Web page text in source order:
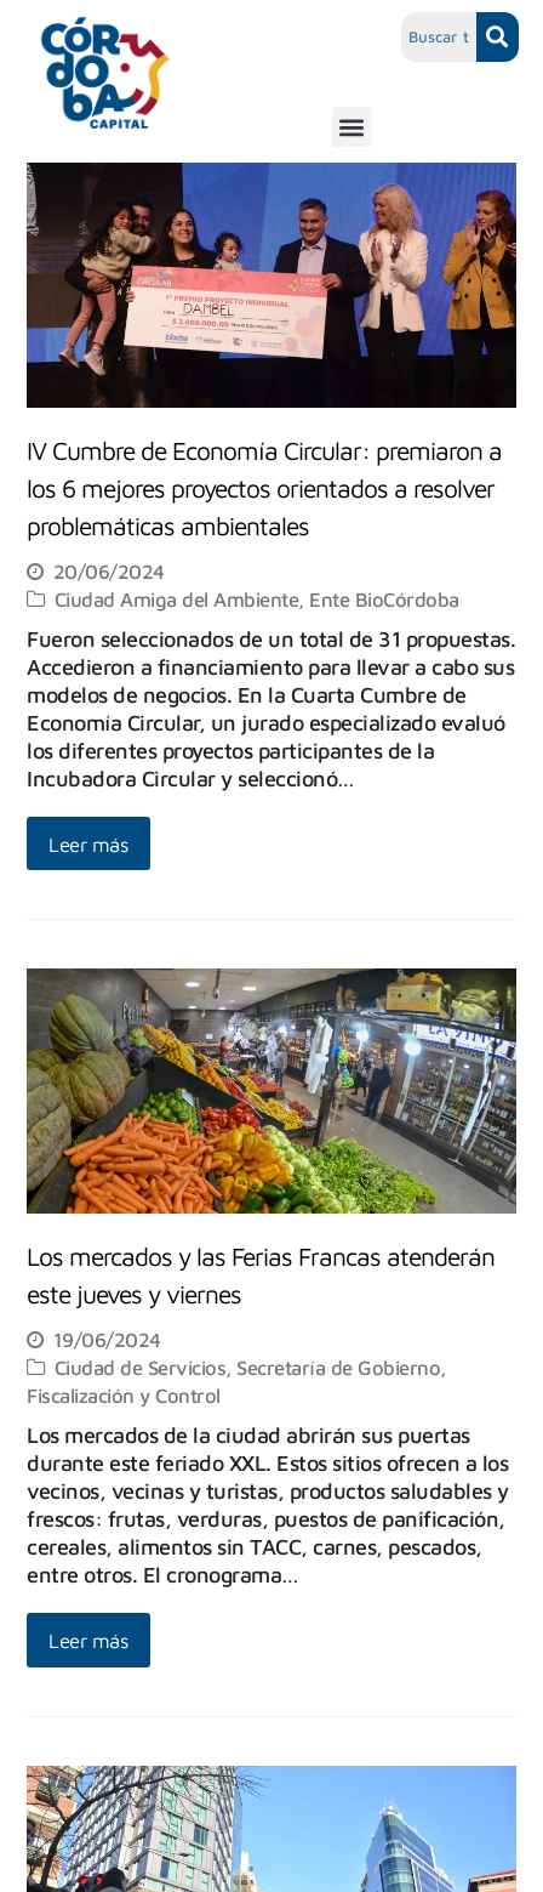
IV Cumbre de Economía Circular: premiaron a
los 6 mejores proyectos orientados a resolver
problemáticas ambientales
20/06/2024
Ciudad Amiga del Ambiente, Ente BioCórdoba
Fueron seleccionados de un total de 31 propuestas.
Accedieron a financiamiento para llevar a cabo sus
modelos de negocios. En la Cuarta Cumbre de
Economía Circular, un jurado especializado evaluó
los diferentes proyectos participantes de la
Incubadora Circular y seleccionó…
Leer más
Los mercados y las Ferias Francas atenderán
este jueves y viernes
19/06/2024
Ciudad de Servicios, Secretaría de Gobierno,
Fiscalización y Control
Los mercados de la ciudad abrirán sus puertas
durante este feriado XXL. Estos sitios ofrecen a los
vecinos, vecinas y turistas, productos saludables y
frescos: frutas, verduras, puestos de panificación,
cereales, alimentos sin TACC, carnes, pescados,
entre otros. El cronograma…
Leer más